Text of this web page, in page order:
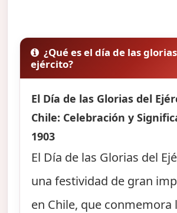
¿Qué es el día de las
ejército?
El Día de las Glorias del
Chile: Celebración y
1903
El Día de las Glorias del
una festividad de gran
en Chile, que conmemora